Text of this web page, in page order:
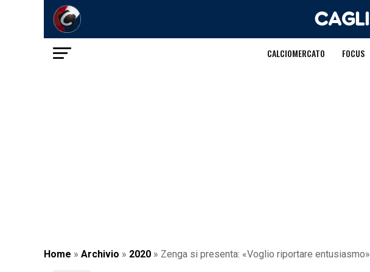
CALCIOMERCATO FOCUS
Home » Archivio » 2020 » Zenga si presenta: «Voglio riportare entusiasmo»